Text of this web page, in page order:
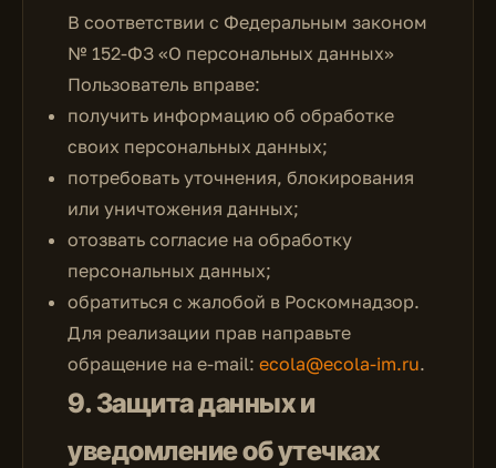
В соответствии с Федеральным законом
№ 152-ФЗ «О персональных данных»
Пользователь вправе:
получить информацию об обработке
своих персональных данных;
потребовать уточнения, блокирования
или уничтожения данных;
отозвать согласие на обработку
персональных данных;
обратиться с жалобой в Роскомнадзор.
Для реализации прав направьте
обращение на e-mail: ecola@ecola-im.ru.
9. Защита данных и
уведомление об утечках